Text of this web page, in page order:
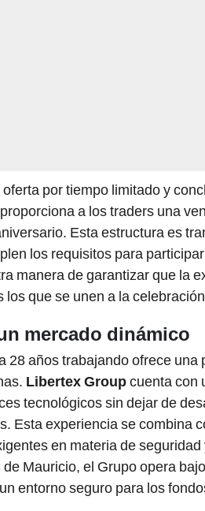
por tiempo limitado y
a los traders una
Esta estructura es
los requisitos para
manera de garantizar que la
los que se unen a la
mercado dinámico
28 años trabajando ofrece una
Libertex Groupcuenta con
tecnológicos sin dejar de
Esta experiencia se combina
en materia de
de Mauricio, el Grupo opera
entorno seguro para los